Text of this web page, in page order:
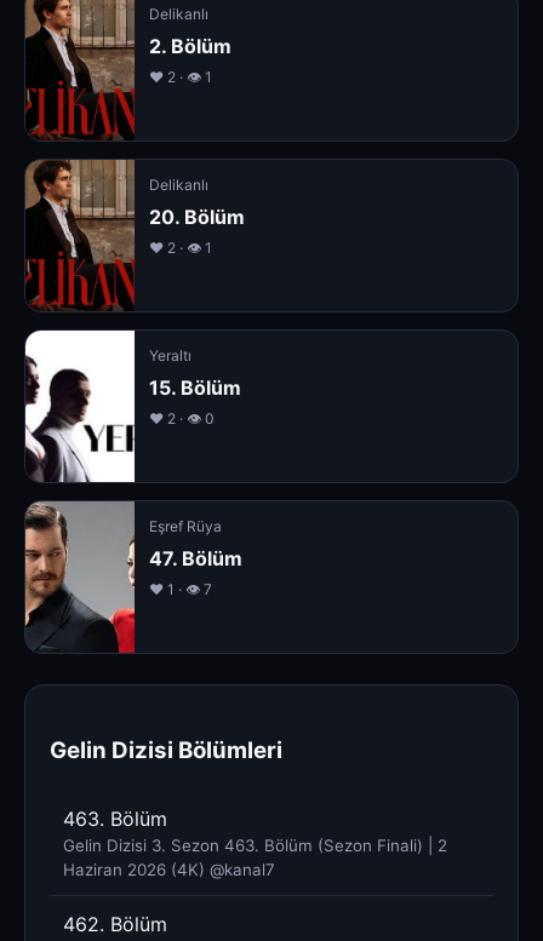
Delikanlı
2. Bölüm
❤️ 2 · 👁 1
Delikanlı
20. Bölüm
❤️ 2 · 👁 1
Yeraltı
15. Bölüm
❤️ 2 · 👁 0
Eşref Rüya
47. Bölüm
❤️ 1 · 👁 7
Gelin Dizisi Bölümleri
463. Bölüm
Gelin Dizisi 3. Sezon 463. Bölüm (Sezon Finali) | 2
Haziran 2026 (4K) @kanal7 ​
462. Bölüm